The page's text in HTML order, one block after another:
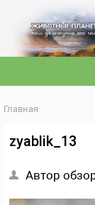
Главная
zyablik_13
Автор